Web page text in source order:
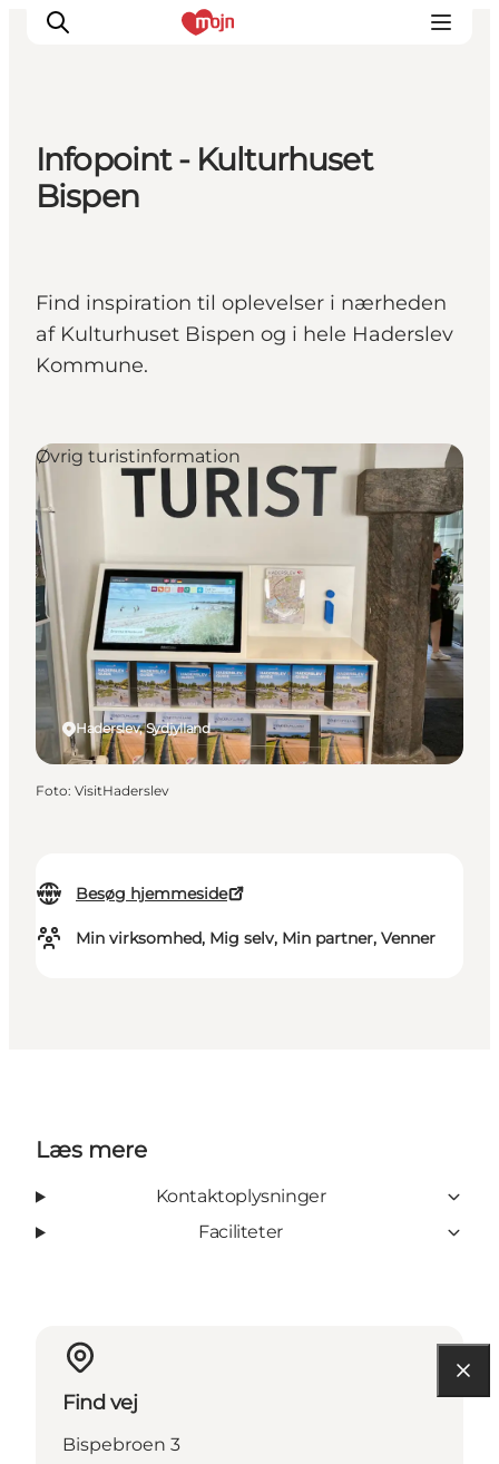
Oplevelser
Byer & Steder
Planlæg din ferie
Booking
Infopoint - Kulturhuset
Bispen
Find inspiration til oplevelser i nærheden
af Kulturhuset Bispen og i hele Haderslev
Kommune.
Besøg hjemmeside
Min virksomhed, Mig selv, Min partner, Venner
Haderslev, Sydjylland
Øvrig turistinformation
Foto: VisitHaderslev
Læs mere
Kontaktoplysninger
Faciliteter
Find vej
Bispebroen 3